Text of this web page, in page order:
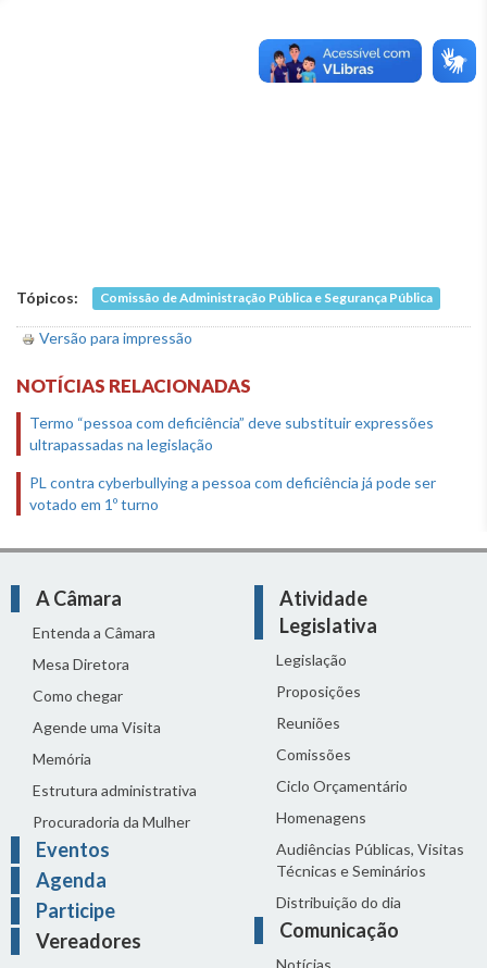
Tópicos: Comissão de Administração Pública e Segurança Pública
Versão para impressão
NOTÍCIAS RELACIONADAS
Termo “pessoa com deficiência” deve substituir expressões
ultrapassadas na legislação
PL contra cyberbullying a pessoa com deficiência já pode ser
votado em 1º turno
A Câmara
Entenda a Câmara
Mesa Diretora
Como chegar
Agende uma Visita
Memória
Estrutura administrativa
Procuradoria da Mulher
Eventos
Agenda
Participe
Vereadores
Atividade
Legislativa
Legislação
Proposições
Reuniões
Comissões
Ciclo Orçamentário
Homenagens
Audiências Públicas, Visitas
Técnicas e Seminários
Distribuição do dia
Comunicação
Notícias